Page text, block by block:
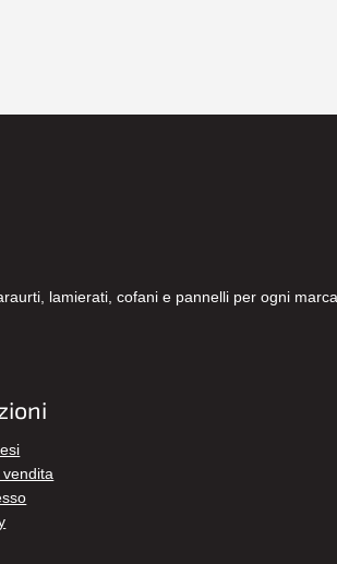
lamierati, cofani e pannelli per ogni
vendita